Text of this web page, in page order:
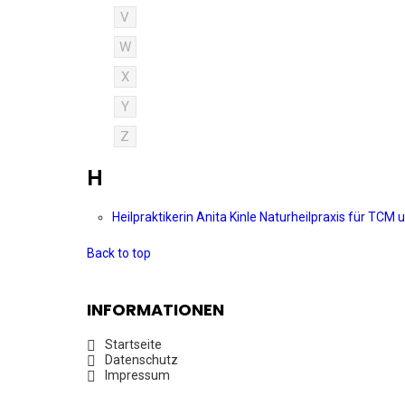
V
W
X
Y
Z
H
Heilpraktikerin Anita Kinle Naturheilpraxis für TCM
Back to top
INFORMATIONEN
Startseite
Datenschutz
Impressum